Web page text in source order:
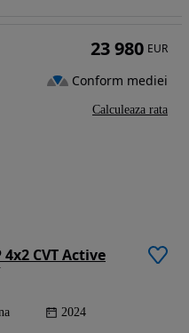
4x2 CVT Active
2024
23 980 EUR
Conform mediei
Calculeaza rata